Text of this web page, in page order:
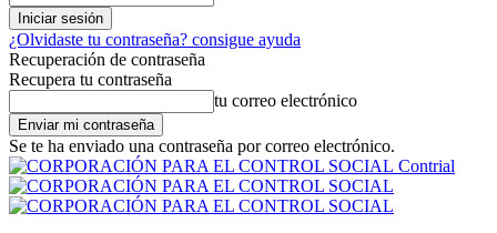
¿Olvidaste tu contraseña? consigue ayuda
Recuperación de contraseña
Recupera tu contraseña
tu correo electrónico
Se te ha enviado una contraseña por correo electrónico.
Contrial